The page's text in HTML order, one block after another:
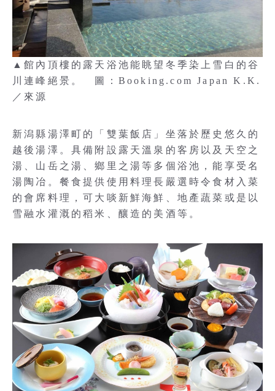
▲館內頂樓的露天浴池能眺望冬季染上雪白的谷
川連峰絕景。 圖：Booking.com Japan K.K.
／來源
新潟縣湯澤町的「雙葉飯店」坐落於歷史悠久的
越後湯澤。具備附設露天溫泉的客房以及天空之
湯、山岳之湯、鄉里之湯等多個浴池，能享受名
湯陶冶。餐食提供使用料理長嚴選時令食材入菜
的會席料理，可大啖新鮮海鮮、地產蔬菜或是以
雪融水灌溉的稻米、釀造的美酒等。